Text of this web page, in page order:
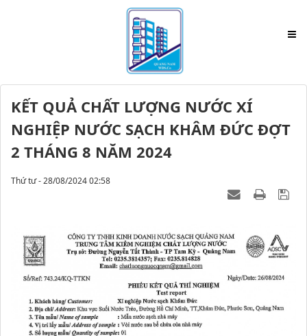
KẾT QUẢ CHẤT LƯỢNG NƯỚC XÍ
NGHIỆP NƯỚC SẠCH KHÂM ĐỨC ĐỢT
2 THÁNG 8 NĂM 2024
Thứ tư - 28/08/2024 02:58